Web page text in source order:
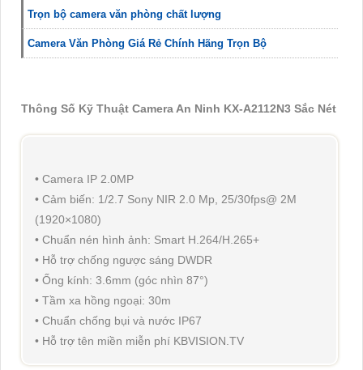
Trọn bộ camera văn phòng chất lượng
Camera Văn Phòng Giá Rẻ Chính Hãng Trọn Bộ
Thông Số Kỹ Thuật Camera An Ninh KX-A2112N3 Sắc Nét
• Camera IP 2.0MP
• Cảm biến: 1/2.7 Sony NIR 2.0 Mp, 25/30fps@ 2M
(1920×1080)
• Chuẩn nén hình ảnh: Smart H.264/H.265+
• Hỗ trợ chống ngược sáng DWDR
• Ống kính: 3.6mm (góc nhìn 87°)
• Tầm xa hồng ngoại: 30m
• Chuẩn chống bụi và nước IP67
• Hỗ trợ tên miền miễn phí KBVISION.TV